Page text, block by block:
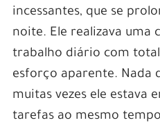
incessantes, que se
noite. Ele realizava uma
trabalho diário com
esforço aparente. Nada
muitas vezes ele estava
tarefas ao mesmo